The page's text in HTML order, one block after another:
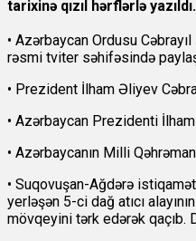
tarixinə qızıl hərflərlə yazıldı.
• Azərbaycan Ordusu
rəsmi tviter səhifəsində
• Prezident İlham Əliyev
• Azərbaycan Prezidenti
• Azərbaycanın Milli
• Suqovuşan-Ağdərə
yerləşən 5-ci dağ atıcı
mövqeyini tərk edərək qaçıb.